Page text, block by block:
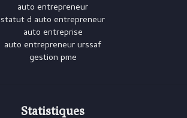
auto entrepreneur
statut d auto entrepreneur
auto entreprise
auto entrepreneur urssaf
gestion pme
Statistiques